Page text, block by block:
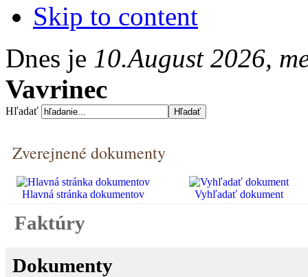
Skip to content
Dnes je 10.August 2026,
Vavrinec
Hľadať
Zverejnené dokumenty
Hlavná stránka dokumentov Vyhľadať dokument
Faktúry
Dokumenty